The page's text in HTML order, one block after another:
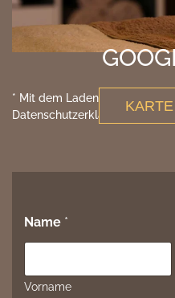
Name *
Vorname
* Mit dem Laden der Karte
Datenschutzerklärung von